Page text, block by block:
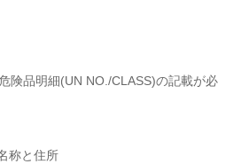
険品明細(UN NO./CLASS)の記載が必
称と住所